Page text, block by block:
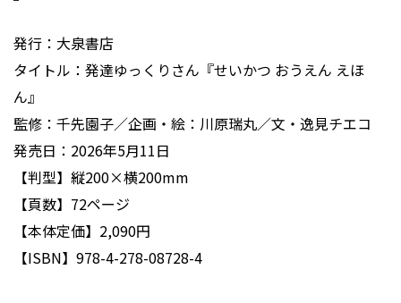
発行：大泉書店
タイトル：発達ゆっくりさん『せいかつ おうえん えほ
ん』
監修：千先園子／企画・絵：川原瑞丸／文・逸見チエコ
発売日：2026年5月11日
【判型】縦200×横200mm
【頁数】72ページ
【本体定価】2,090円
【ISBN】978-4-278-08728-4